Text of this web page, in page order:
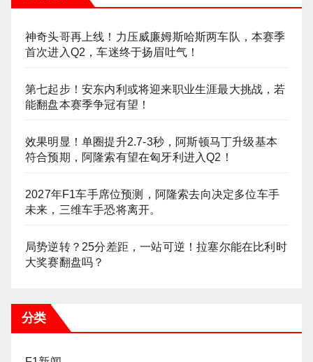
神奇头哥再上线！力压威廉姆斯哈斯两车队，本赛季
首次进入Q2，车迷终于扬眉吐气！
第七起步！安东内利或将迎来职业生涯最大挑战，若
能翻盘本赛季争冠有望！
效果明显！单圈提升2.7-3秒，阿斯顿马丁升级基本
符合预期，阿隆索有望在匈牙利进入Q2！
2027年F1车手席位预测，阿隆索去向决定多位车手
未来，三维车手恐将离开。
局势逆转？25分差距，一站可逆！拉塞尔能在比利时
大奖赛翻盘吗？
分类